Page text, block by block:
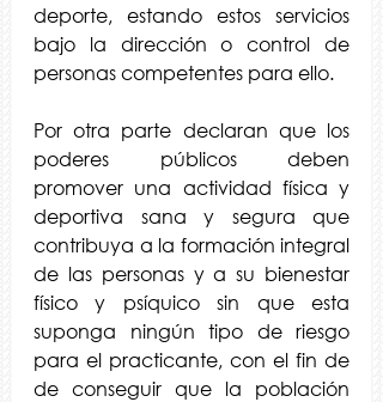
deporte, estando estos servicios
bajo la dirección o control de
personas competentes para ello.
Por otra parte declaran que los
poderes públicos deben
promover una actividad física y
deportiva sana y segura que
contribuya a la formación integral
de las personas y a su bienestar
físico y psíquico sin que esta
suponga ningún tipo de riesgo
para el practicante, con el fin de
de conseguir que la población